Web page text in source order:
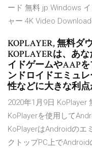
ード 無料 jp Windows
ャー 4K Video
KOPLAYER, 無料ダ
KOPLAYERは、あ
イドゲームやAAP
ンドロイドエミュ
性などに大きな利点
2020年1月9日 KoPlayer
KoPlayerを使用して
KoPlayerはAndroidのエ
クトップPC上で